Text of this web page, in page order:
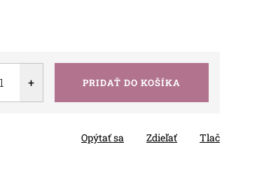
PRIDAŤ DO KOŠÍKA
Tlač
Opýtať sa Zdieľať